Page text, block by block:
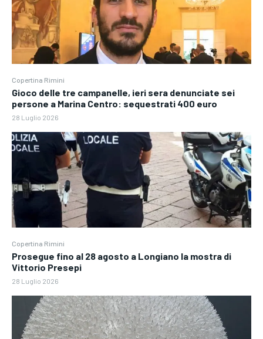
Copertina Rimini
Gioco delle tre campanelle, ieri sera denunciate sei
persone a Marina Centro: sequestrati 400 euro
28 Luglio 2026
Copertina Rimini
Prosegue fino al 28 agosto a Longiano la mostra di
Vittorio Presepi
28 Luglio 2026